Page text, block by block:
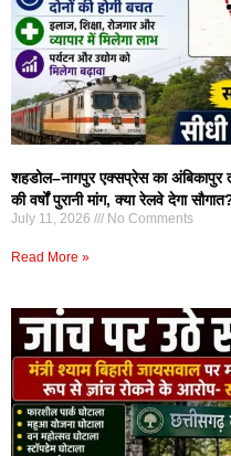
शहडोल–नागपुर एक्सप्रेस का अंबिकापुर
की वर्षों पुरानी मांग, क्या रेलवे देगा
July 11, 2026 No Comments
Read More »